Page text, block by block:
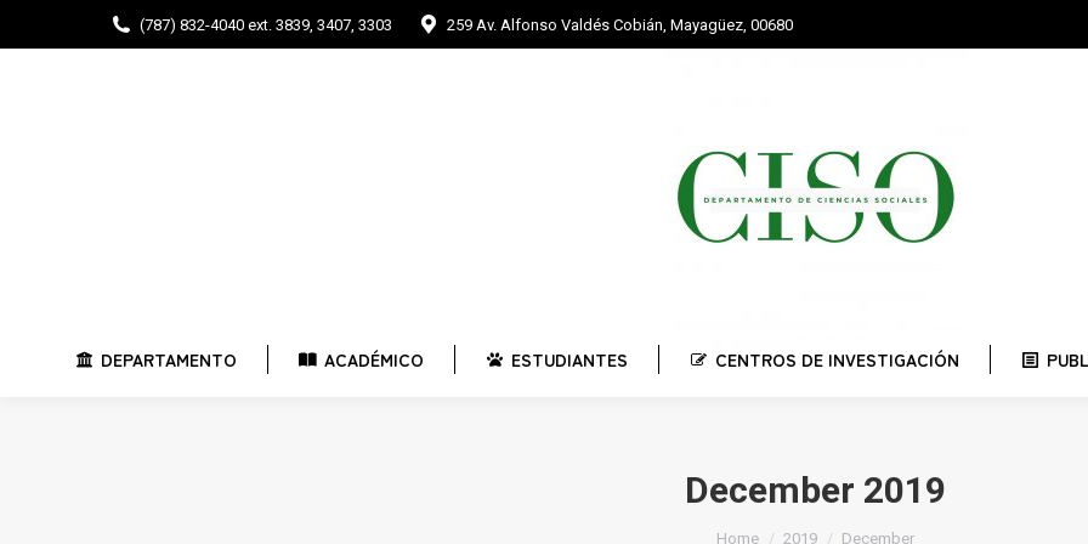
(787) 832-4040 ext. 3839, 3407, 3303 259 Av. Alfonso Valdés Cobián, Mayagüez, 00680
DEPARTAMENTO ACADÉMICO ESTUDIANTES CENTROS DE INVESTIGACIÓN
December 2019
Home 2019 December
DEPARTAMENTO ACADÉMICO ESTUDIANTES CENTROS DE INVESTIGACIÓN